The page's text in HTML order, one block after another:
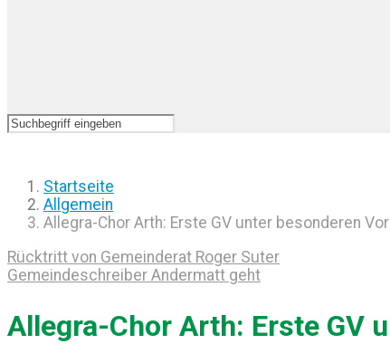
Startseite
Allgemein
Allegra-Chor Arth: Erste GV unter besonderen
Rücktritt von Gemeinderat Roger Suter
Gemeindeschreiber Andermatt geht
Allegra-Chor Arth: Erste GV